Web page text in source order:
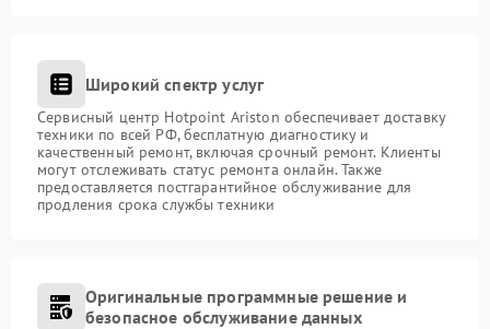
Широкий спектр услуг
Сервисный центр Hotpoint Ariston обеспечивает доставку
техники по всей РФ, бесплатную диагностику и
качественный ремонт, включая срочный ремонт. Клиенты
могут отслеживать статус ремонта онлайн. Также
предоставляется постгарантийное обслуживание для
продления срока службы техники
Оригинальные программные решение и
безопасное обслуживание данных